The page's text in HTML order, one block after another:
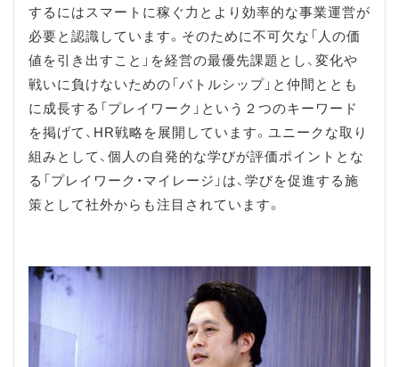
するにはスマートに稼ぐ力とより効率的な事業運営が
必要と認識しています。そのために不可欠な「人の価
値を引き出すこと」を経営の最優先課題とし、変化や
戦いに負けないための「バトルシップ」と仲間ととも
に成長する「プレイワーク」という２つのキーワード
を掲げて、HR戦略を展開しています。ユニークな取り
組みとして、個人の自発的な学びが評価ポイントとな
る「プレイワーク・マイレージ」は、学びを促進する施
策として社外からも注目されています。